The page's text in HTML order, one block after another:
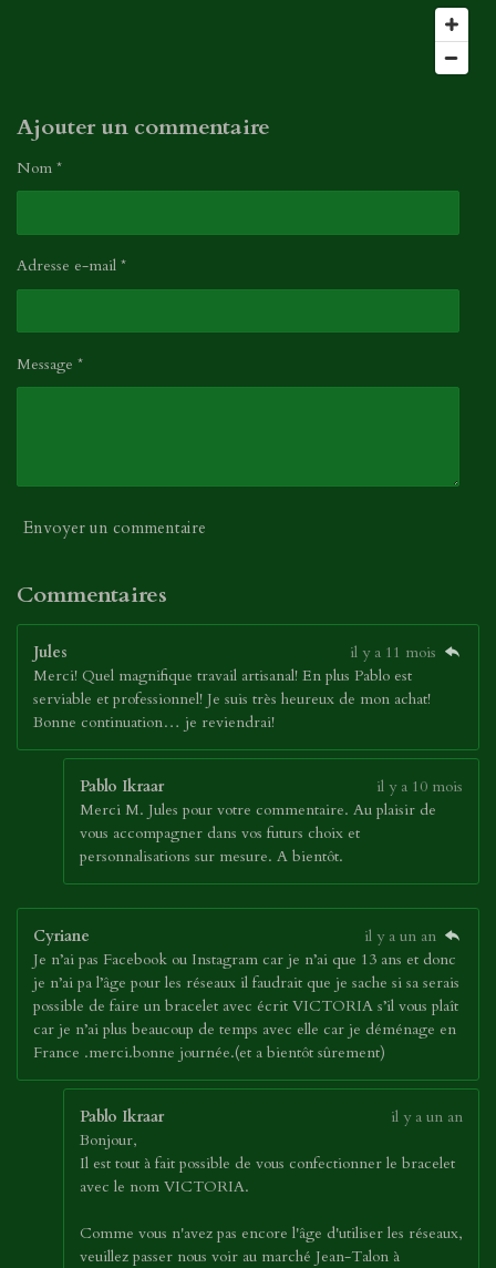
Ajouter un commentaire
Nom *
Adresse e-mail *
Message *
Envoyer un commentaire
Commentaires
Jules
il y a 11 mois
Merci! Quel magnifique travail artisanal! En plus Pablo est
serviable et professionnel! Je suis très heureux de mon achat!
Bonne continuation… je reviendrai!
Pablo Ikraar
il y a 10 mois
Merci M. Jules pour votre commentaire. Au plaisir de
vous accompagner dans vos futurs choix et
personnalisations sur mesure. A bientôt.
Cyriane
il y a un an
Je n’ai pas Facebook ou Instagram car je n’ai que 13 ans et donc
je n’ai pa l’âge pour les réseaux il faudrait que je sache si sa serais
possible de faire un bracelet avec écrit VICTORIA s’il vous plaît
car je n’ai plus beaucoup de temps avec elle car je déménage en
France .merci.bonne journée.(et a bientôt sûrement)
Pablo Ikraar
il y a un an
Bonjour,
Il est tout à fait possible de vous confectionner le bracelet
avec le nom VICTORIA.
Comme vous n'avez pas encore l'âge d'utiliser les réseaux,
veuillez passer nous voir au marché Jean-Talon à